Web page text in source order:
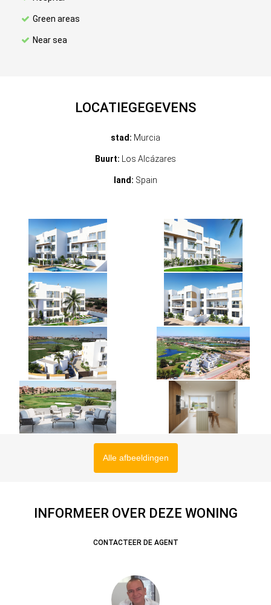
Green areas
Near sea
LOCATIEGEGEVENS
stad: Murcia
Buurt: Los Alcázares
land: Spain
Alle afbeeldingen
INFORMEER OVER DEZE WONING
CONTACTEER DE AGENT